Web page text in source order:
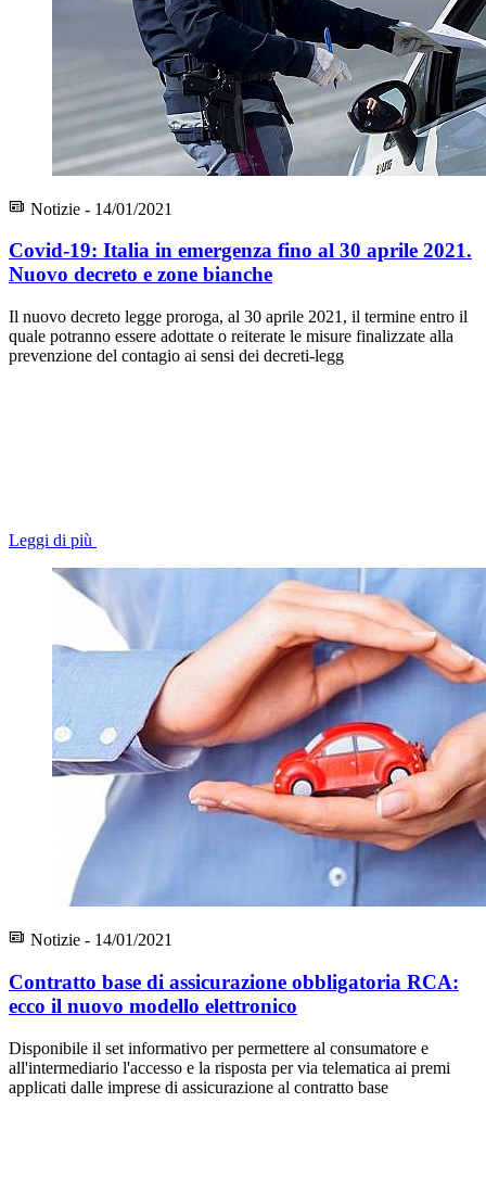
Notizie - 14/01/2021
Covid-19: Italia in emergenza fino al 30 aprile 2021.
Nuovo decreto e zone bianche
Il nuovo decreto legge proroga, al 30 aprile 2021, il termine entro il
quale potranno essere adottate o reiterate le misure finalizzate alla
prevenzione del contagio ai sensi dei decreti-legg
Leggi di più
Notizie - 14/01/2021
Contratto base di assicurazione obbligatoria RCA:
ecco il nuovo modello elettronico
Disponibile il set informativo per permettere al consumatore e
all'intermediario l'accesso e la risposta per via telematica ai premi
applicati dalle imprese di assicurazione al contratto base